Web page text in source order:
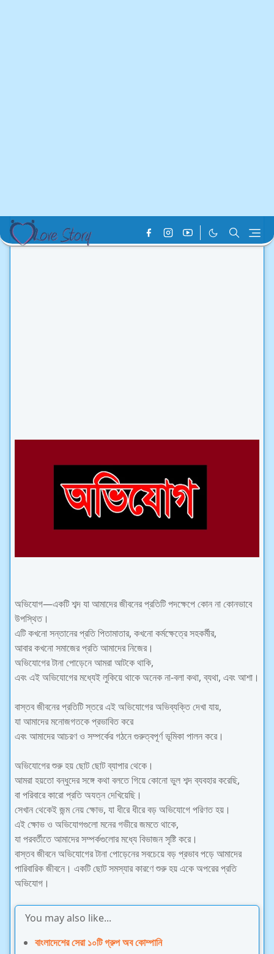
অভিযোগ—একটি শব্দ যা আমাদের জীবনের প্রতিটি পদক্ষেপে কোন না কোনভাবে
উপস্থিত।
এটি কখনো সন্তানের প্রতি পিতামাতার, কখনো কর্মক্ষেত্রে সহকর্মীর,
আবার কখনো সমাজের প্রতি আমাদের নিজের।
অভিযোগের টানা পোড়েনে আমরা আটকে থাকি,
এবং এই অভিযোগের মধ্যেই লুকিয়ে থাকে অনেক না-বলা কথা, ব্যথা, এবং আশা।
বাস্তব জীবনের প্রতিটি স্তরে এই অভিযোগের অভিব্যক্তি দেখা যায়,
যা আমাদের মনোজগতকে প্রভাবিত করে
এবং আমাদের আচরণ ও সম্পর্কের গঠনে গুরুত্বপূর্ণ ভূমিকা পালন করে।
অভিযোগের শুরু হয় ছোট ছোট ব্যাপার থেকে।
আমরা হয়তো বন্ধুদের সঙ্গে কথা বলতে গিয়ে কোনো ভুল শব্দ ব্যবহার করেছি,
বা পরিবারে কারো প্রতি অযত্ন দেখিয়েছি।
সেখান থেকেই জন্ম নেয় ক্ষোভ, যা ধীরে ধীরে বড় অভিযোগে পরিণত হয়।
এই ক্ষোভ ও অভিযোগগুলো মনের গভীরে জমতে থাকে,
যা পরবর্তীতে আমাদের সম্পর্কগুলোর মধ্যে বিভাজন সৃষ্টি করে।
বাস্তব জীবনে অভিযোগের টানা পোড়েনের সবচেয়ে বড় প্রভাব পড়ে আমাদের
পারিবারিক জীবনে। একটি ছোট সমস্যার কারণে শুরু হয় একে অপরের প্রতি
অভিযোগ।
You may also like...
বাংলাদেশের সেরা ১০টি গ্রুপ অব কোম্পানি